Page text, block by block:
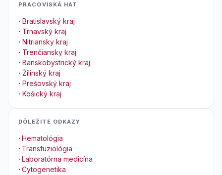
PRACOVISKÁ HAT
· Bratislavský kraj
· Trnavský kraj
· Nitriansky kraj
· Trenčiansky kraj
· Banskobystrický kraj
· Žilinský kraj
· Prešovský kraj
· Košický kraj
DÔLEŽITÉ ODKAZY
· Hematológia
· Transfuziológia
· Laboratórna medicína
· Cytogenetika